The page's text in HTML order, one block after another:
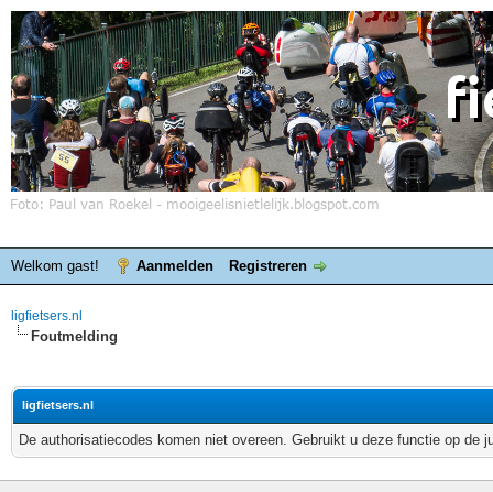
Welkom gast! Aanmelden Registreren
ligfietsers.nl
Foutmelding
ligfietsers.nl
De authorisatiecodes komen niet overeen. Gebruikt u deze functie op de